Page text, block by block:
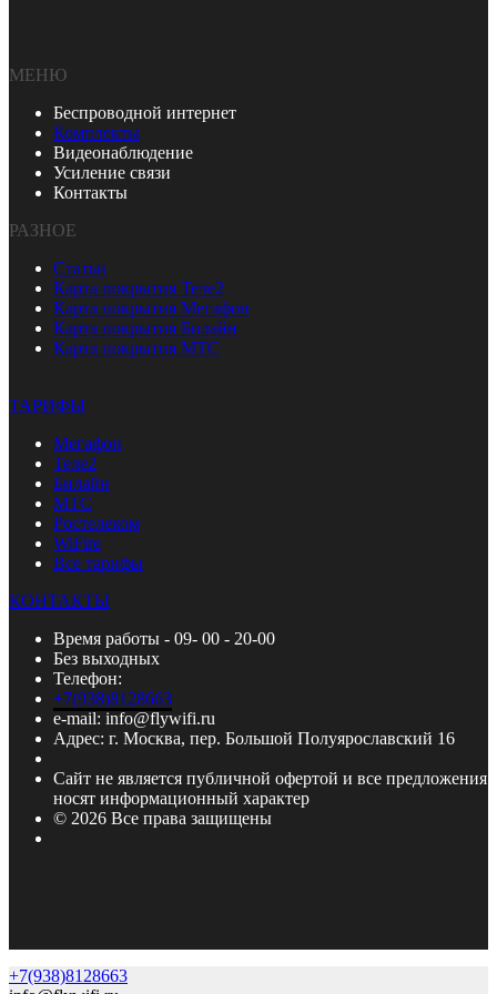
МЕНЮ
Беспроводной интернет
Комплекты
Видеонаблюдение
Усиление связи
Контакты
РАЗНОЕ
Статьи
Карта покрытия Теле2
Карта покрытия Мегафон
Карта покрытия Билайн
Карта покрытия МТС
ТАРИФЫ
Мегафон
Теле2
Билайн
МТС
Ростелеком
WiFire
Все тарифы
КОНТАКТЫ
Время работы - 09- 00 - 20-00
Без выходных
Телефон:
+7(938)8128663
e-mail: info@flywifi.ru
Адрес: г. Москва, пер. Большой Полуярославский 16
Сайт не является публичной офертой и все предложения
носят информационный характер
© 2026 Все права защищены
+7(938)8128663